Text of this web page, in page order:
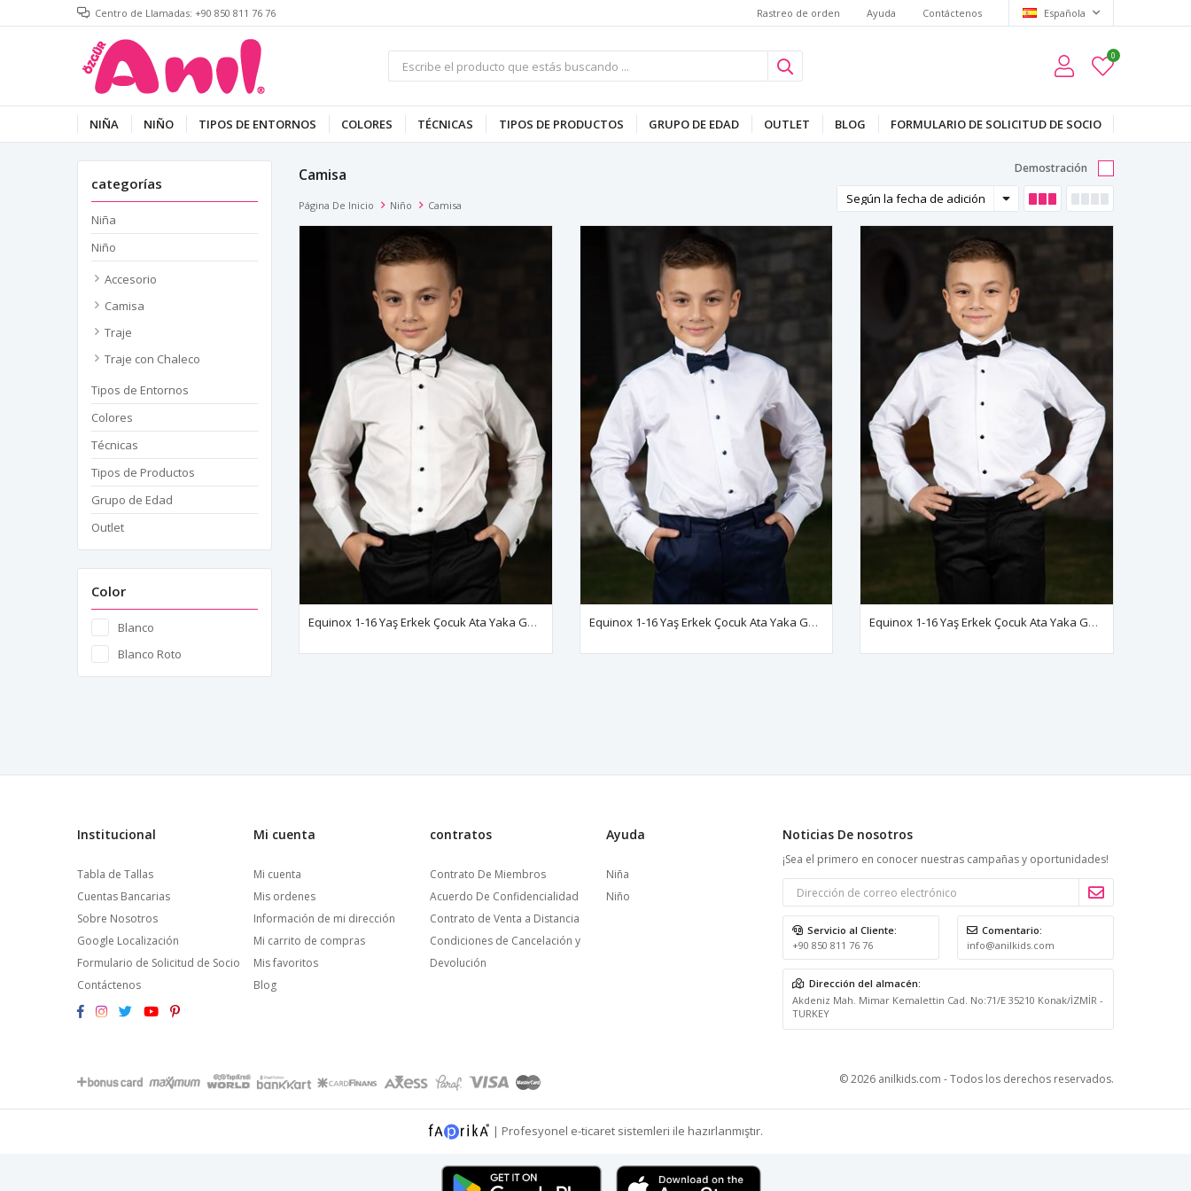
Centro de Llamadas: +90 850 811 76 76 Rastreo de orden Ayuda Contáctenos Española
0
NIÑA NIÑO TIPOS DE ENTORNOS COLORES TÉCNICAS TIPOS DE PRODUCTOS GRUPO DE EDAD OUTLET BLOG FORMULARIO DE SOLICITUD DE SOCIO
categorías
Niña
Niño
Accesorio
Camisa
Traje
Traje con Chaleco
Tipos de Entornos
Colores
Técnicas
Tipos de Productos
Grupo de Edad
Outlet
Color
Blanco
Blanco Roto
Camisa
Página De Inicio Niño Camisa
Demostración
Equinox 1-16 Yaş Erkek Çocuk Ata Yaka Gömlek 80001 Siyah Mine - Kırık Beyaz Equinox 1-16 Yaş Erkek Çocuk Ata Yaka Gömlek 80001 Lacivert Mine - Beyaz Equinox 1-16 Yaş Erkek Çocuk Ata Yaka Gömlek 80001 Siyah Mine - Beyaz
Institucional
Tabla de Tallas
Cuentas Bancarias
Sobre Nosotros
Google Localización
Formulario de Solicitud de Socio
Contáctenos
Mi cuenta
Mi cuenta
Mis ordenes
Información de mi dirección
Mi carrito de compras
Mis favoritos
Blog
contratos
Contrato De Miembros
Acuerdo De Confidencialidad
Contrato de Venta a Distancia
Condiciones de Cancelación y
Devolución
Ayuda
Niña
Niño
Noticias De nosotros
¡Sea el primero en conocer nuestras campañas y oportunidades!
Servicio al Cliente:
+90 850 811 76 76
Comentario:
info@anilkids.com
Dirección del almacén:
Akdeniz Mah. Mimar Kemalettin Cad. No:71/E 35210 Konak/İZMİR -
TURKEY
© 2026 anilkids.com - Todos los derechos reservados.
| Profesyonel e-ticaret sistemleri ile hazırlanmıştır.